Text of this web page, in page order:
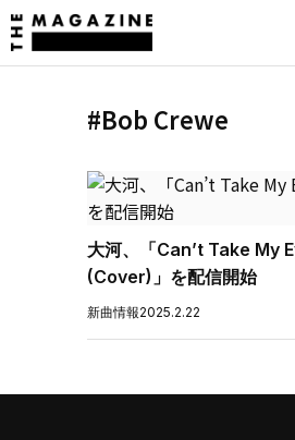
#Bob Crewe
大河、「Can’t Take My
(Cover)」を配信開始
新曲情報2025.2.22